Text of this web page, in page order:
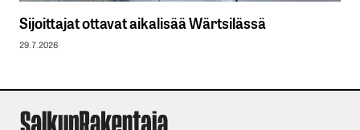
Sijoittajat ottavat aikalisää Wärtsilässä
29.7.2026